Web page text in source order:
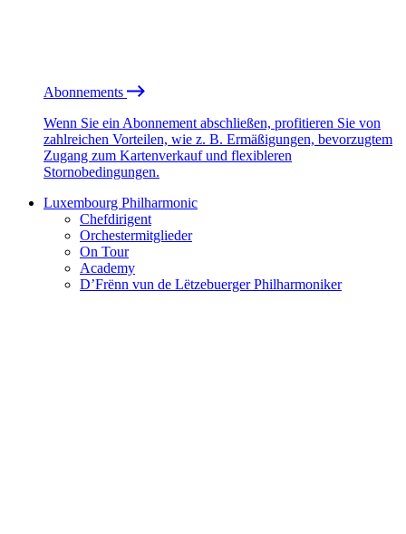
Abonnements
Wenn Sie ein Abonnement abschließen, profitieren Sie von
zahlreichen Vorteilen, wie z. B. Ermäßigungen, bevorzugtem
Zugang zum Kartenverkauf und flexibleren
Stornobedingungen.
Luxembourg Philharmonic
Chefdirigent
Orchestermitglieder
On Tour
Academy
D’Frënn vun de Lëtzebuerger Philharmoniker